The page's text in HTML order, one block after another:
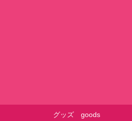
グッズ goods